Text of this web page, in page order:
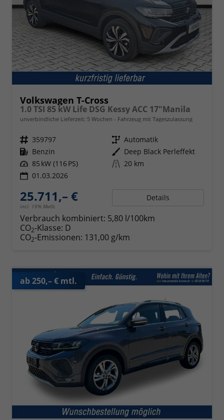
Volkswagen T-Cross
1.0 TSI 85 kW Life DSG Kessy ACC 17"Manila
unverbindliche Lieferzeit: 5 Wochen Fahrzeug mit Tageszulassung
Fahrzeugnr. 359797 Getriebe Automatik
Kraftstoff Benzin Außenfarbe Deep Black Perleffekt
Leistung 85 kW (116 PS) Kilometerstand 20 km
01.03.2026
25.711,– €
incl. 19% MwSt.
Details
Verbrauch kombiniert: 5,80 l/100km
CO2-Klasse: D
CO2-Emissionen: 131,00 g/km
ab 250,– € mtl.